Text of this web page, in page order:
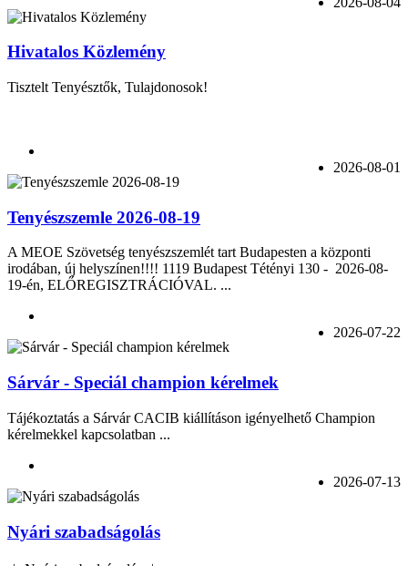
Hivatalos Közlemény
Tisztelt Tenyésztők, Tulajdonosok!
2026-08-01
Tenyészszemle 2026-08-19
A MEOE Szövetség tenyészszemlét tart Budapesten a központi
irodában, új helyszínen!!!! 1119 Budapest Tétényi 130 - 2026-08-
19-én, ELŐREGISZTRÁCIÓVAL. ...
2026-07-22
Sárvár - Speciál champion kérelmek
Tájékoztatás a Sárvár CACIB kiállításon igényelhető Champion
kérelmekkel kapcsolatban ...
2026-07-13
Nyári szabadságolás